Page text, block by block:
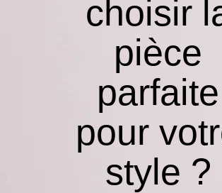
choisir
pièce
parfaite
pour
style ?